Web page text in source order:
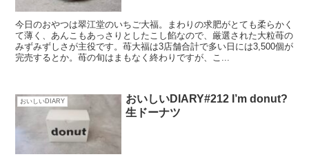
今日のおやつは翠江堂のいちご大福。まわりの求肥がとても柔らかく
て薄く、あんこもあっさりとしたこし餡なので、厳選された大粒苺の
みずみずしさが主役です。苺大福は3店舗合計で多い日には3,500個が
完売するとか。苺の旬はまもなく終わりですが、こ...
おいしいDIARY
おいしいDIARY#212 I’m donut?
生ドーナツ